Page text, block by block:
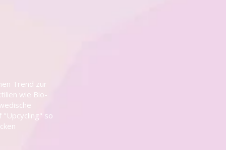
Trend zur
wie Bio-
"Upcycling" so